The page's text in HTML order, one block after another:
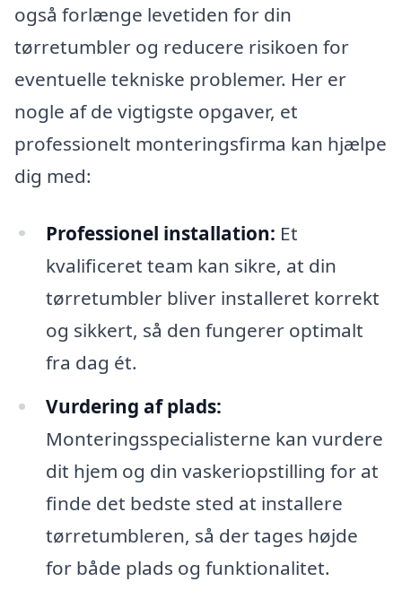
også forlænge levetiden for din
tørretumbler og reducere risikoen for
eventuelle tekniske problemer. Her er
nogle af de vigtigste opgaver, et
professionelt monteringsfirma kan hjælpe
dig med:
Professionel installation: Et
kvalificeret team kan sikre, at din
tørretumbler bliver installeret korrekt
og sikkert, så den fungerer optimalt
fra dag ét.
Vurdering af plads:
Monteringsspecialisterne kan vurdere
dit hjem og din vaskeriopstilling for at
finde det bedste sted at installere
tørretumbleren, så der tages højde
for både plads og funktionalitet.